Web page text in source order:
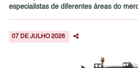
especialistas de diferentes áreas do
07 DE JULHO 2026